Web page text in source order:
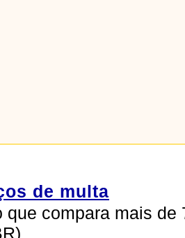
de multa
que compara mais